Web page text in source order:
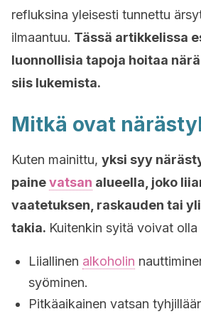
refluksina yleisesti tunnettu
ilmaantuu. Tässä artikkelissa
luonnollisia tapoja hoitaa
siis lukemista.
Mitkä ovat
Kuten mainittu, yksi syy
painevatsan alueella, joko
vaatetuksen, raskauden tai
takia. Kuitenkin syitä voivat olla
Liiallinen alkoholin
syöminen.
Pitkäaikainen vatsan